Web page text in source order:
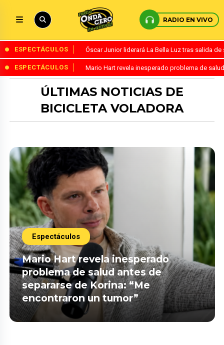
RADIO EN VIVO
ESPECTÁCULOS Óscar Junior liderará La Bella Luz tras salida
ESPECTÁCULOS Mario Hart revela inesperado problema de
ÚLTIMAS NOTICIAS DE
BICICLETA VOLADORA
Espectáculos
Mario Hart revela inesperado
problema de salud antes de
separarse de Korina: “Me
encontraron un tumor”